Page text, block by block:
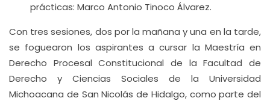
prácticas: Marco Antonio Tinoco Álvarez.
Con tres sesiones, dos por la mañana y una en la tarde,
se foguearon los aspirantes a cursar la Maestría en
Derecho Procesal Constitucional de la Facultad de
Derecho y Ciencias Sociales de la Universidad
Michoacana de San Nicolás de Hidalgo, como parte del